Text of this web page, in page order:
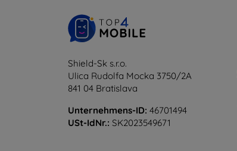
Shield-Sk s.r.o.
Ulica Rudolfa Mocka 3750/2A
841 04 Bratislava
Unternehmens-ID: 46701494
USt-IdNr.: SK2023549671